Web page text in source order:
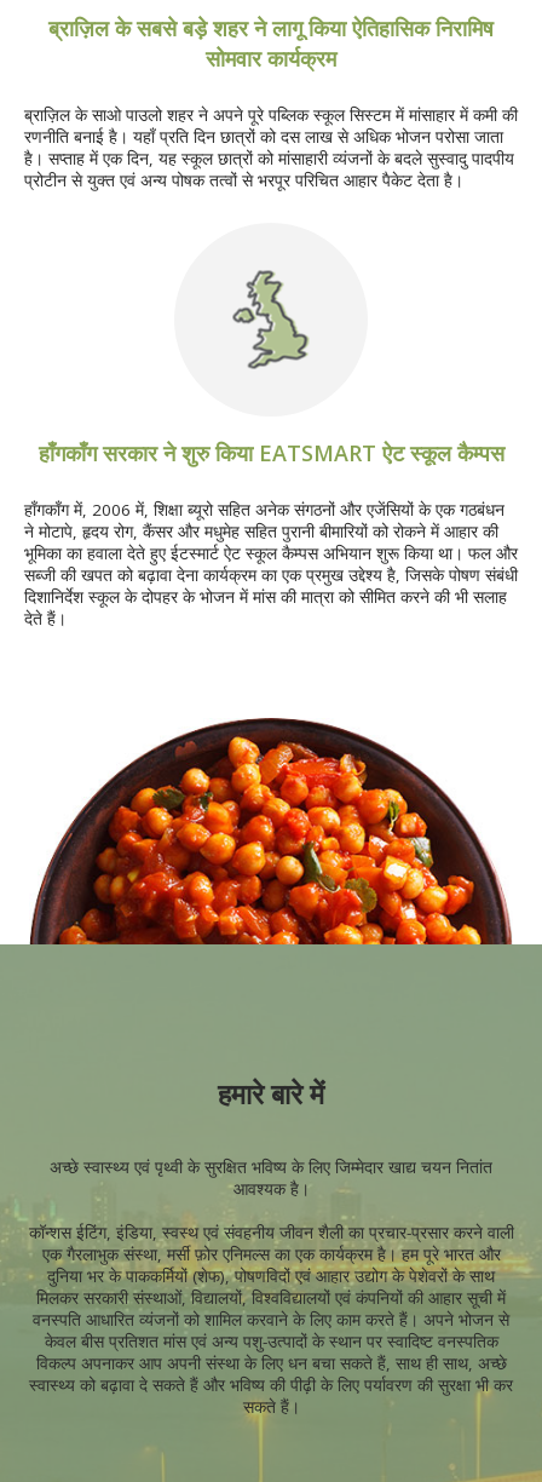
ब्राज़िल के सबसे बड़े शहर ने लागू किया ऐतिहासिक निरामिष
सोमवार कार्यक्रम
ब्राज़िल के साओ पाउलो शहर ने अपने पूरे पब्लिक स्कूल सिस्टम में मांसाहार में कमी की
रणनीति बनाई है। यहाँ प्रति दिन छात्रों को दस लाख से अधिक भोजन परोसा जाता
है। सप्ताह में एक दिन, यह स्कूल छात्रों को मांसाहारी व्यंजनों के बदले सुस्वादु पादपीय
प्रोटीन से युक्त एवं अन्य पोषक तत्वों से भरपूर परिचित आहार पैकेट देता है।
हाँगकाँग सरकार ने शुरु किया EATSMART ऐट स्कूल कैम्पस
हाँगकाँग में, 2006 में, शिक्षा ब्यूरो सहित अनेक संगठनों और एजेंसियों के एक गठबंधन
ने मोटापे, हृदय रोग, कैंसर और मधुमेह सहित पुरानी बीमारियों को रोकने में आहार की
भूमिका का हवाला देते हुए ईटस्मार्ट ऐट स्कूल कैम्पस अभियान शुरू किया था। फल और
सब्जी की खपत को बढ़ावा देना कार्यक्रम का एक प्रमुख उद्देश्य है, जिसके पोषण संबंधी
दिशानिर्देश स्कूल के दोपहर के भोजन में मांस की मात्रा को सीमित करने की भी सलाह
देते हैं।
हमारे बारे में
अच्छे स्वास्थ्य एवं पृथ्वी के सुरक्षित भविष्य के लिए जिम्मेदार खाद्य चयन नितांत
आवश्यक है।
कॉन्शस ईटिंग, इंडिया, स्वस्थ एवं संवहनीय जीवन शैली का प्रचार-प्रसार करने वाली
एक गैरलाभुक संस्था, मर्सी फ़ोर एनिमल्स का एक कार्यक्रम है। हम पूरे भारत और
दुनिया भर के पाककर्मियों (शेफ), पोषणविदों एवं आहार उद्योग के पेशेवरों के साथ
मिलकर सरकारी संस्थाओं, विद्यालयों, विश्वविद्यालयों एवं कंपनियों की आहार सूची में
वनस्पति आधारित व्यंजनों को शामिल करवाने के लिए काम करते हैं। अपने भोजन से
केवल बीस प्रतिशत मांस एवं अन्य पशु-उत्पादों के स्थान पर स्वादिष्ट वनस्पतिक
विकल्प अपनाकर आप अपनी संस्था के लिए धन बचा सकते हैं, साथ ही साथ, अच्छे
स्वास्थ्य को बढ़ावा दे सकते हैं और भविष्य की पीढ़ी के लिए पर्यावरण की सुरक्षा भी कर
सकते हैं।